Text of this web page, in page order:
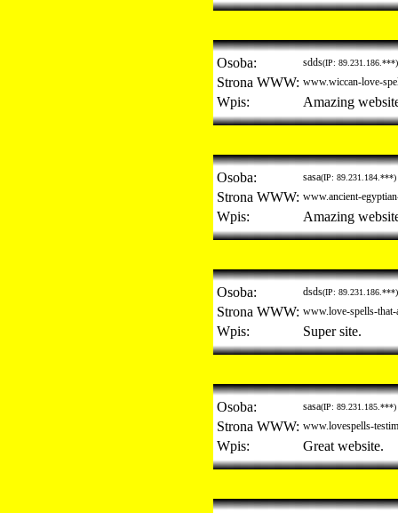
Osoba: sdds(IP:
Strona WWW: www.wiccan-love-
Wpis: Amazing
Osoba: sasa(IP: 89.231.184.***)
Strona WWW: www.ancient-
Wpis: Amazing
Osoba: dsds(IP:
Strona WWW: www.love-spells-
Wpis: Super site.
Osoba: sasa(IP: 89.231.185.***)
Strona WWW: www.lovespells-
Wpis: Great website.